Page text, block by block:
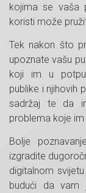
kojima se vaša
koristi može
Tek nakon što
upoznate vašu
koji im u
publike i njihovih
sadržaj te da
problema koje im
Bolje
izgradite
digitalnom
budući da vam